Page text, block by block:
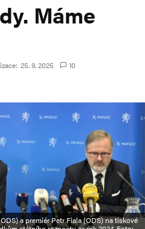
Máme
25. 9. 2025
10
a premiér Petr Fiala (ODS) na tiskové